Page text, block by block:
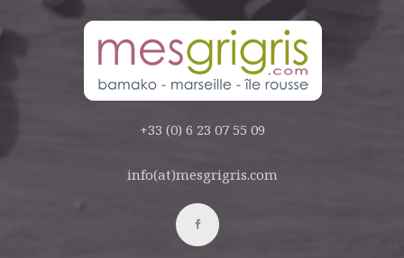
+33 (0) 6 23 07 55 09
info(at)mesgrigris.com